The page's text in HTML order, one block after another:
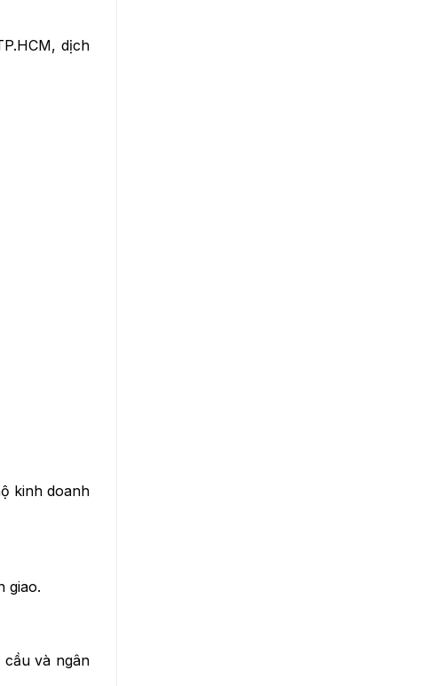
dịch
kinh doanh
giao.
và ngân